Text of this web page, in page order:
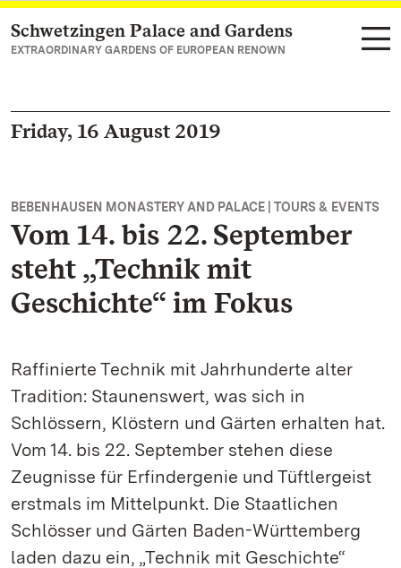
Navigate to main page
Schwetzingen Palace and Gardens
EXTRAORDINARY GARDENS OF EUROPEAN RENOWN
Friday, 16 August 2019
BEBENHAUSEN MONASTERY AND PALACE | TOURS & EVENTS
Vom 14. bis 22. September
steht „Technik mit
Geschichte“ im Fokus
Raffinierte Technik mit Jahrhunderte alter
Tradition: Staunenswert, was sich in
Schlössern, Klöstern und Gärten erhalten hat.
Vom 14. bis 22. September stehen diese
Zeugnisse für Erfindergenie und Tüftlergeist
erstmals im Mittelpunkt. Die Staatlichen
Schlösser und Gärten Baden-Württemberg
laden dazu ein, „Technik mit Geschichte“